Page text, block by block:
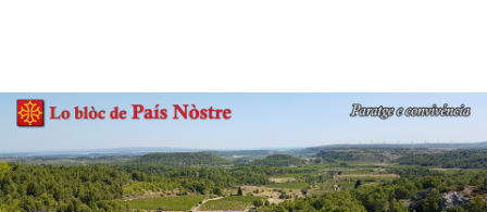
Paratge e Convivència